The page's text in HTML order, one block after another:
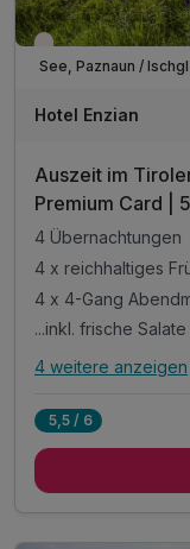
Wieder frei ab
See, Paznaun / Ischgl
Hotel Enzian
Auszeit im
Premium Card |
4 Übernachtungen
4 x reichhaltiges
4 x 4-Gang
...inkl. frische
Alle
4 x reichhaltiges
4 weitere anzeigen
5,5 / 6